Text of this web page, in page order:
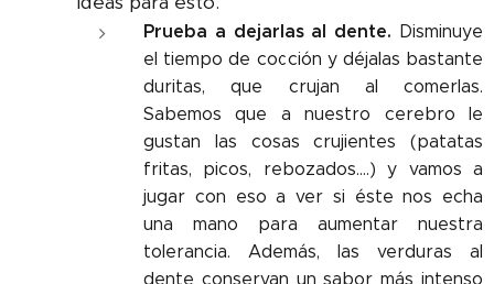
Prueba a dejarlas al dente. Disminuye
el tiempo de cocción y déjalas bastante
duritas, que crujan al comerlas.
Sabemos que a nuestro cerebro le
gustan las cosas crujientes (patatas
fritas, picos, rebozados....) y vamos a
jugar con eso a ver si éste nos echa
una mano para aumentar nuestra
tolerancia. Además, las verduras al
dente conservan un sabor más intenso